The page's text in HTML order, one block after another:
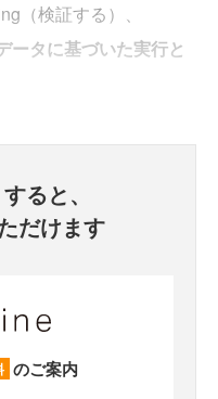
（検証する）、
ータに基づいた実行と
すると、
だけます
のご案内